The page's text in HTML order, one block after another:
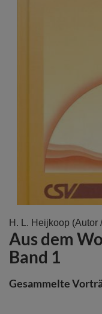
H. L. Heijkoop (Autor
Aus dem
Band 1
Gesammelte
Zum
Anfang
der
Bildergalerie